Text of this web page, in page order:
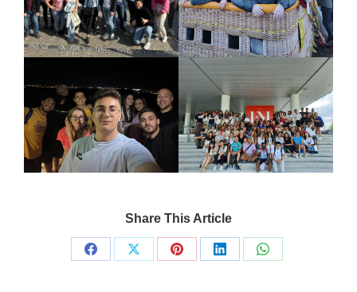
Share This Article
Share
Share
Share
Share
Share